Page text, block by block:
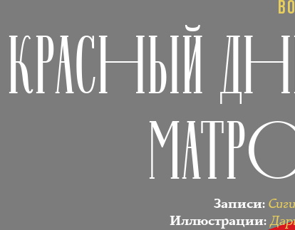
КРАСНЫЙ
Записи:
Иллюстрации: